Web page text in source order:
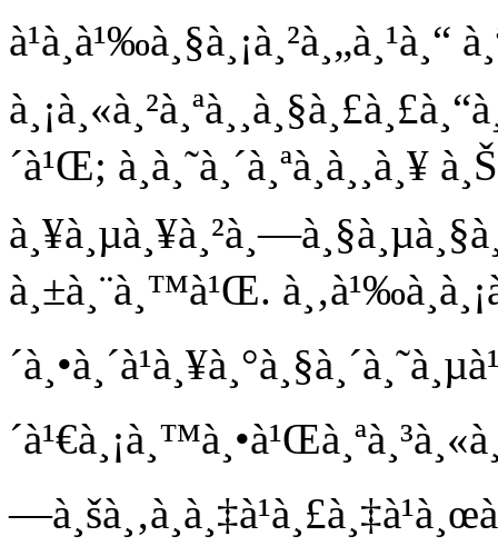
´à¹Œ; à¸­à¸˜à¸´à¸ªà¸à¸¸à¸¥
à¸±à¸¨à¸™à¹Œ.